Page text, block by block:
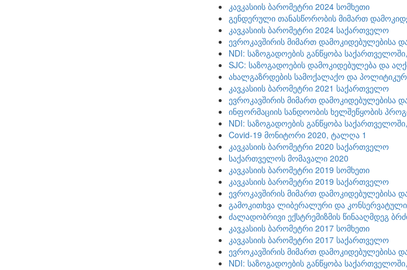
კავკასიის ბარომეტრი 2024 სომხეთი
გენდერული თანასწორობის მიმართ
კავკასიის ბარომეტრი 2024 საქართველო
ევროკავშირის მიმართ დამოკიდებულებისა
NDI: საზოგადოების განწყობა
SJC: საზოგადოების დამოკიდებულება და
ახალგაზრდების სამოქალაქო და
კავკასიის ბარომეტრი 2021 საქართველო
ევროკავშირის მიმართ დამოკიდებულებისა
ინფორმაციის სანდოობის ხელშეწყობის
NDI: საზოგადოების განწყობა
Covid-19 მონიტორი 2020, ტალღა 1
კავკასიის ბარომეტრი 2020 საქართველო
საქართველოს მომავალი 2020
კავკასიის ბარომეტრი 2019 სომხეთი
კავკასიის ბარომეტრი 2019 საქართველო
ევროკავშირის მიმართ დამოკიდებულებისა
გამოკითხვა ლიბერალური და კონსერვატული
ძალადობრივი ექსტრემიზმის წინააღმდეგ
კავკასიის ბარომეტრი 2017 სომხეთი
კავკასიის ბარომეტრი 2017 საქართველო
ევროკავშირის მიმართ დამოკიდებულებისა
NDI: საზოგადოების განწყობა